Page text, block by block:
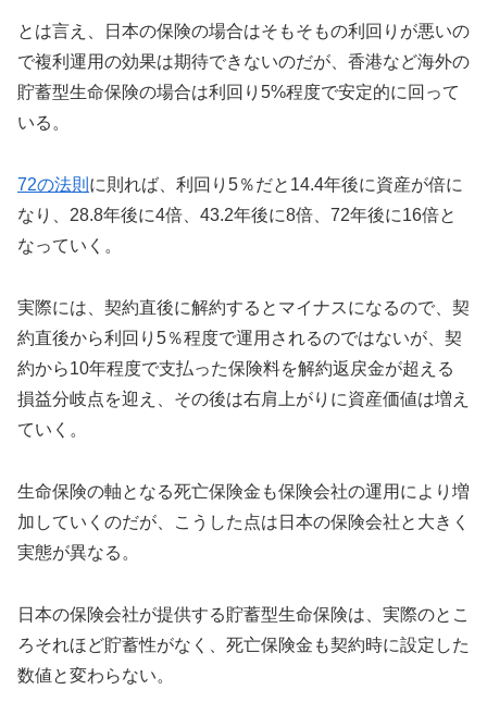
とは言え、日本の保険の場合はそもそもの利回りが悪いの
で複利運用の効果は期待できないのだが、香港など海外の
貯蓄型生命保険の場合は利回り5%程度で安定的に回って
いる。
72の法則 に則れば、利回り5％だと14.4年後に資産が倍に
なり、28.8年後に4倍、43.2年後に8倍、72年後に16倍と
なっていく。
実際には、契約直後に解約するとマイナスになるので、契
約直後から利回り5％程度で運用されるのではないが、契
約から10年程度で支払った保険料を解約返戻金が超える
損益分岐点を迎え、その後は右肩上がりに資産価値は増え
ていく。
生命保険の軸となる死亡保険金も保険会社の運用により増
加していくのだが、こうした点は日本の保険会社と大きく
実態が異なる。
日本の保険会社が提供する貯蓄型生命保険は、実際のとこ
ろそれほど貯蓄性がなく、死亡保険金も契約時に設定した
数値と変わらない。